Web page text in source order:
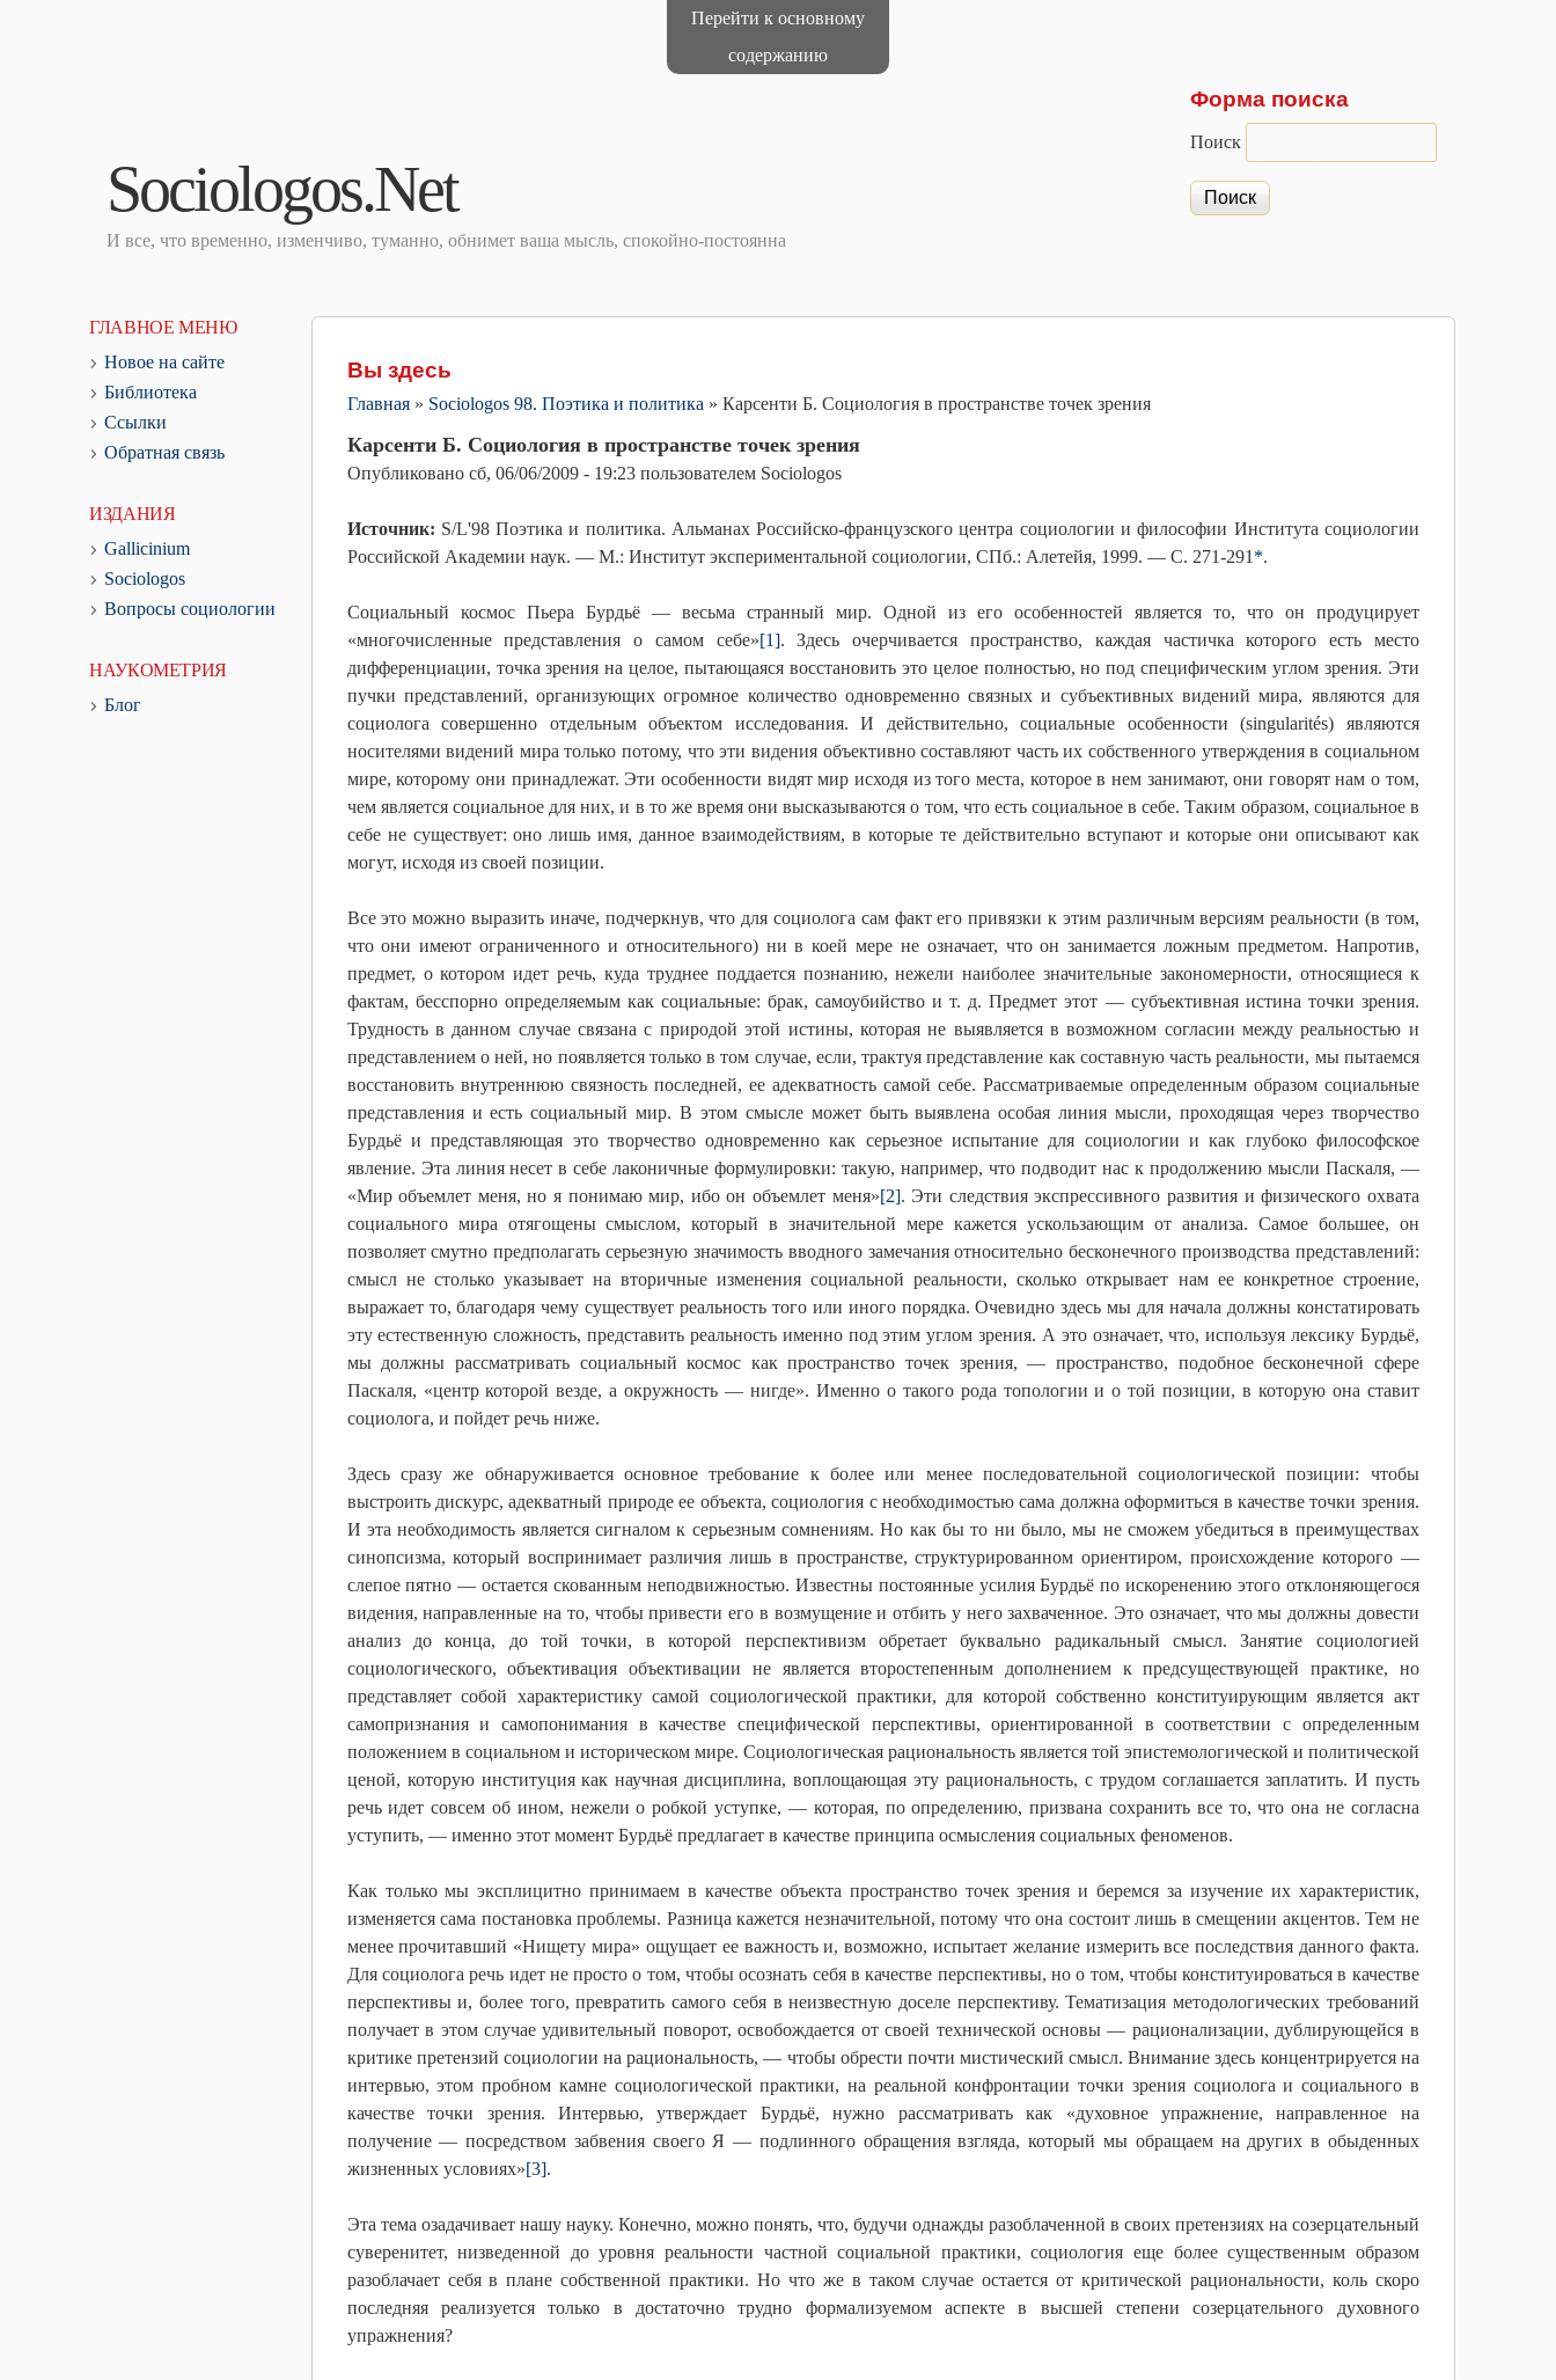
Перейти к основному
содержанию
Sociologos.Net
И все, что временно, изменчиво, туманно, обнимет ваша мысль, спокойно-постоянна
Форма поиска
Поиск
Вы здесь
Главная» Sociologos 98. Поэтика и политика » Карсенти Б. Социология в пространстве точек зрения
Карсенти Б. Социология в пространстве точек зрения
Опубликовано сб, 06/06/2009 - 19:23пользователем Sociologos
Источник: S/L'98 Поэтика и политика. Альманах Российско-французского центра социологии и философии Института социологии
Российской Академии наук. — М.: Институт экспериментальной социологии, СПб.: Алетейя, 1999. — С. 271-291 *.
Социальный космос Пьера Бурдьё — весьма странный мир. Одной из его особенностей является то, что он продуцирует
«многочисленные представления о самом себе»[1]. Здесь очерчивается пространство, каждая частичка которого есть место
дифференциации, точка зрения на целое, пытающаяся восстановить это целое полностью, но под специфическим углом зрения. Эти
пучки представлений, организующих огромное количество одновременно связных и субъективных видений мира, являются для
социолога совершенно отдельным объектом исследования. И действительно, социальные особенности (singularités) являются
носителями видений мира только потому, что эти видения объективно составляют часть их собственного утверждения в социальном
мире, которому они принадлежат. Эти особенности видят мир исходя из того места, которое в нем занимают, они говорят нам о том,
чем является социальное для них, и в то же время они высказываются о том, что есть социальное в себе. Таким образом, социальное в
себе не существует: оно лишь имя, данное взаимодействиям, в которые те действительно вступают и которые они описывают как
могут, исходя из своей позиции.
Все это можно выразить иначе, подчеркнув, что для социолога сам факт его привязки к этим различным версиям реальности (в том,
что они имеют ограниченного и относительного) ни в коей мере не означает, что он занимается ложным предметом. Напротив,
предмет, о котором идет речь, куда труднее поддается познанию, нежели наиболее значительные закономерности, относящиеся к
фактам, бесспорно определяемым как социальные: брак, самоубийство и т. д. Предмет этот — субъективная истина точки зрения.
Трудность в данном случае связана с природой этой истины, которая не выявляется в возможном согласии между реальностью и
представлением о ней, но появляется только в том случае, если, трактуя представление как составную часть реальности, мы пытаемся
восстановить внутреннюю связность последней, ее адекватность самой себе. Рассматриваемые определенным образом социальные
представления и есть социальный мир. В этом смысле может быть выявлена особая линия мысли, проходящая через творчество
Бурдьё и представляющая это творчество одновременно как серьезное испытание для социологии и как глубоко философское
явление. Эта линия несет в себе лаконичные формулировки: такую, например, что подводит нас к продолжению мысли Паскаля, —
«Мир объемлет меня, но я понимаю мир, ибо он объемлет меня»[2]. Эти следствия экспрессивного развития и физического охвата
социального мира отягощены смыслом, который в значительной мере кажется ускользающим от анализа. Самое большее, он
позволяет смутно предполагать серьезную значимость вводного замечания относительно бесконечного производства представлений:
смысл не столько указывает на вторичные изменения социальной реальности, сколько открывает нам ее конкретное строение,
выражает то, благодаря чему существует реальность того или иного порядка. Очевидно здесь мы для начала должны констатировать
эту естественную сложность, представить реальность именно под этим углом зрения. А это означает, что, используя лексику Бурдьё,
мы должны рассматривать социальный космос как пространство точек зрения, — пространство, подобное бесконечной сфере
Паскаля, «центр которой везде, а окружность — нигде». Именно о такого рода топологии и о той позиции, в которую она ставит
социолога, и пойдет речь ниже.
Здесь сразу же обнаруживается основное требование к более или менее последовательной социологической позиции: чтобы
выстроить дискурс, адекватный природе ее объекта, социология с необходимостью сама должна оформиться в качестве точки зрения.
И эта необходимость является сигналом к серьезным сомнениям. Но как бы то ни было, мы не сможем убедиться в преимуществах
синопсизма, который воспринимает различия лишь в пространстве, структурированном ориентиром, происхождение которого —
слепое пятно — остается скованным неподвижностью. Известны постоянные усилия Бурдьё по искоренению этого отклоняющегося
видения, направленные на то, чтобы привести его в возмущение и отбить у него захваченное. Это означает, что мы должны довести
анализ до конца, до той точки, в которой перспективизм обретает буквально радикальный смысл. Занятие социологией
социологического, объективация объективации не является второстепенным дополнением к предсуществующей практике, но
представляет собой характеристику самой социологической практики, для которой собственно конституирующим является акт
самопризнания и самопонимания в качестве специфической перспективы, ориентированной в соответствии с определенным
положением в социальном и историческом мире. Социологическая рациональность является той эпистемологической и политической
ценой, которую институция как научная дисциплина, воплощающая эту рациональность, с трудом соглашается заплатить. И пусть
речь идет совсем об ином, нежели о робкой уступке, — которая, по определению, призвана сохранить все то, что она не согласна
уступить, — именно этот момент Бурдьё предлагает в качестве принципа осмысления социальных феноменов.
Как только мы эксплицитно принимаем в качестве объекта пространство точек зрения и беремся за изучение их характеристик,
изменяется сама постановка проблемы. Разница кажется незначительной, потому что она состоит лишь в смещении акцентов. Тем не
менее прочитавший «Нищету мира» ощущает ее важность и, возможно, испытает желание измерить все последствия данного факта.
Для социолога речь идет не просто о том, чтобы осознать себя в качестве перспективы, но о том, чтобы конституироваться в качестве
перспективы и, более того, превратить самого себя в неизвестную доселе перспективу. Тематизация методологических требований
получает в этом случае удивительный поворот, освобождается от своей технической основы — рационализации, дублирующейся в
критике претензий социологии на рациональность, — чтобы обрести почти мистический смысл. Внимание здесь концентрируется на
интервью, этом пробном камне социологической практики, на реальной конфронтации точки зрения социолога и социального в
качестве точки зрения. Интервью, утверждает Бурдьё, нужно рассматривать как «духовное упражнение, направленное на
получение — посредством забвения своего Я — подлинного обращения взгляда, который мы обращаем на других в обыденных
жизненных условиях»[3].
Эта тема озадачивает нашу науку. Конечно, можно понять, что, будучи однажды разоблаченной в своих претензиях на созерцательный
суверенитет, низведенной до уровня реальности частной социальной практики, социология еще более существенным образом
разоблачает себя в плане собственной практики. Но что же в таком случае остается от критической рациональности, коль скоро
последняя реализуется только в достаточно трудно формализуемом аспекте в высшей степени созерцательного духовного
упражнения?
ГЛАВНОЕ МЕНЮ
Новое на сайте
Библиотека
Ссылки
Обратная связь
ИЗДАНИЯ
Gallicinium
Sociologos
Вопросы социологии
НАУКОМЕТРИЯ
Блог